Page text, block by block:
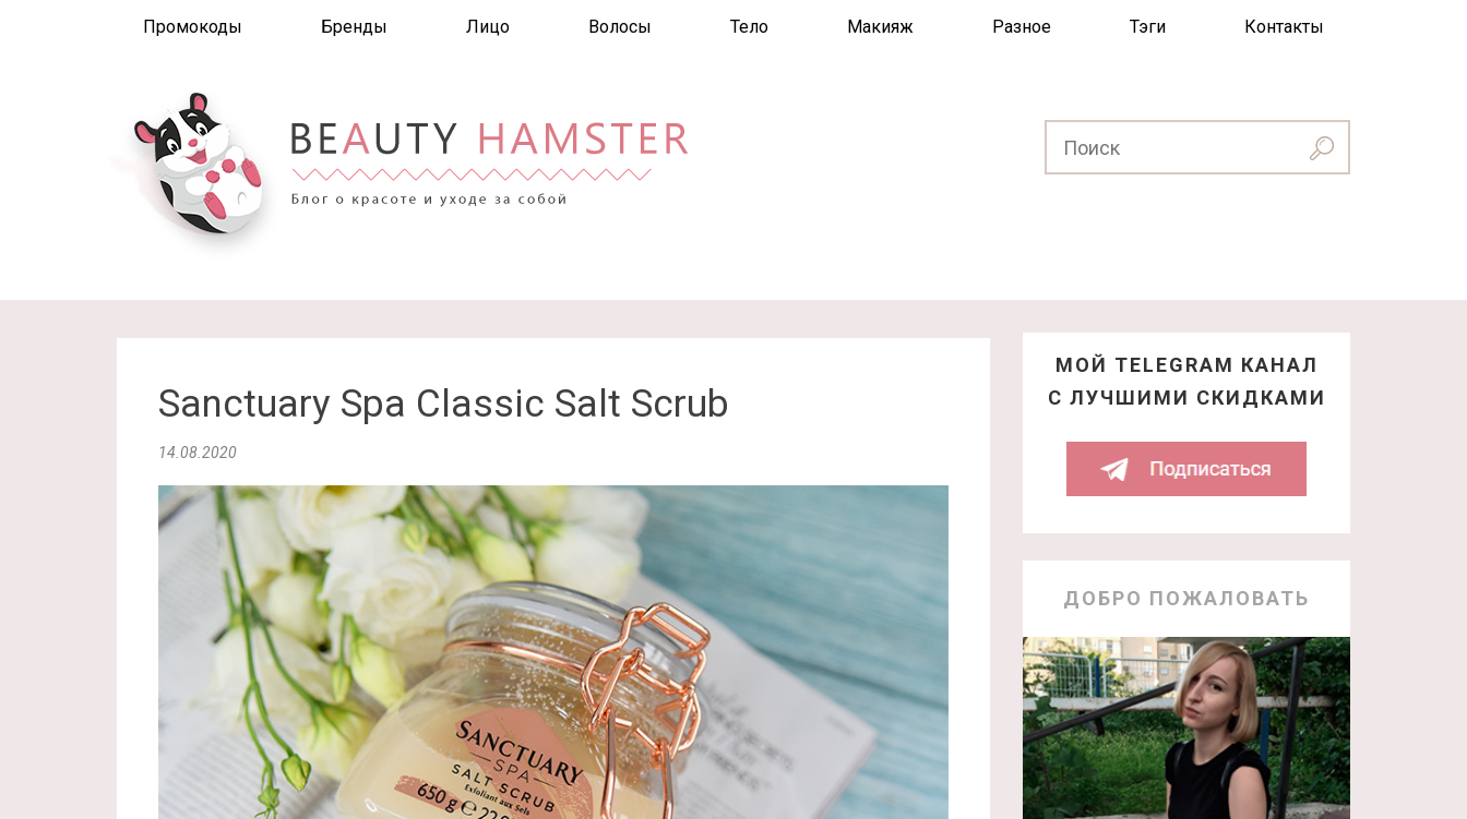
Промокоды Бренды Лицо Волосы Тело Макияж Разное Тэги Контакты
Sanctuary Spa Classic Salt Scrub
14.08.2020
МОЙ TELEGRAM КАНАЛ
С ЛУЧШИМИ СКИДКАМИ
ДОБРО ПОЖАЛОВАТЬ